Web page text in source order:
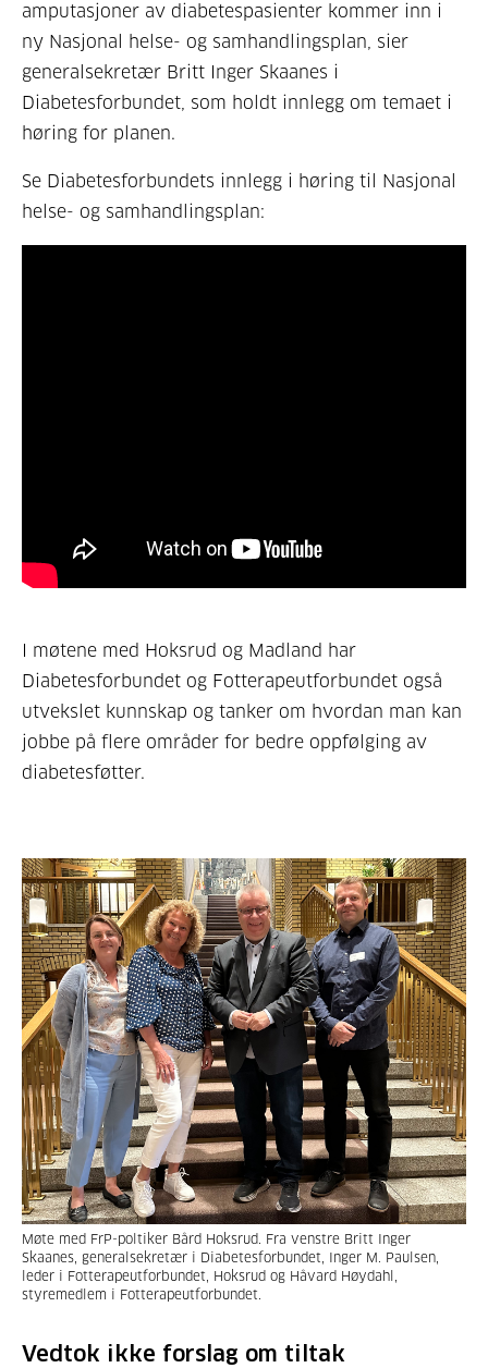
amputasjoner av diabetespasienter kommer inn i
ny Nasjonal helse- og samhandlingsplan, sier
generalsekretær Britt Inger Skaanes i
Diabetesforbundet, som holdt innlegg om temaet i
høring for planen.
Se Diabetesforbundets innlegg i høring til Nasjonal
helse- og samhandlingsplan:
I møtene med Hoksrud og Madland har
Diabetesforbundet og Fotterapeutforbundet også
utvekslet kunnskap og tanker om hvordan man kan
jobbe på flere områder for bedre oppfølging av
diabetesføtter.
Møte med FrP-poltiker Bård Hoksrud. Fra venstre Britt Inger
Skaanes, generalsekretær i Diabetesforbundet, Inger M. Paulsen,
leder i Fotterapeutforbundet, Hoksrud og Håvard Høydahl,
styremedlem i Fotterapeutforbundet.
Vedtok ikke forslag om tiltak